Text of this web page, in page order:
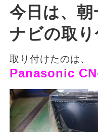
今日は、朝
ナビの取
取り付けたのは、
Panasonic